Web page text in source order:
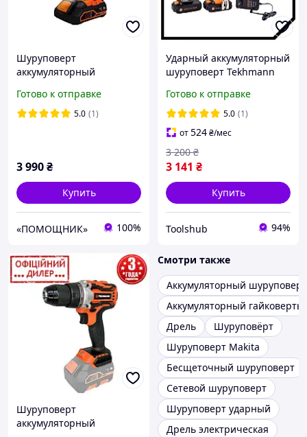
Шуруповерт
аккумуляторный
Готово к отправке
5.0 (1)
3 990₴
Купить
«ПОМОЩНИК» 100%
Ударный аккумуляторный
шуруповерт Tekhmann
А/ч, двухскоростной) Топ
3776563
Готово к отправке
5.0 (1)
от524₴/мес
3 141 ₴
3 200 ₴
Купить
Toolshub 94%
Шуруповерт
аккумуляторный
Смотри также
Аккумуляторный шуруповерт
Аккумуляторный гайковерты
Дрель
Шуруповёрт
Шуруповерт Makita
Бесщеточный шуруповерт
Сетевой шуруповерт
Шуруповерт ударный
Дрель электрическая